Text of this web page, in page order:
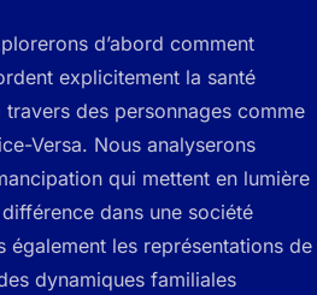
d’abord comment
explicitement la santé
des personnages comme
Versa. Nous analyserons
qui mettent en lumière
dans une société
également les représentations de
dynamiques familiales